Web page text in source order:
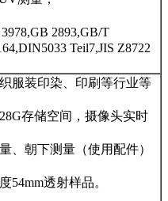
2893,GB/T
Teil7,JIS Z8722
服装印染、印刷等行业等
存储空间，摄像头实时
、朝下测量（使用配件）
54mm透射样品。